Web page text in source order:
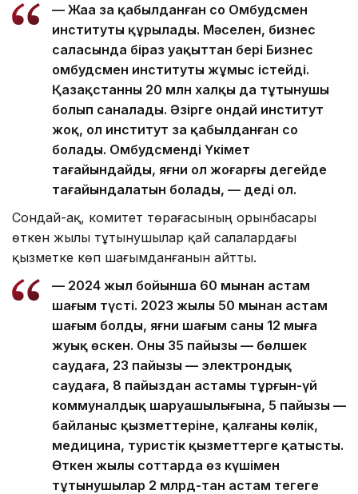
— Жаңа заң қабылданған соң Омбудсмен
институты құрылады. Мәселен, бизнес
саласында біраз уақыттан бері Бизнес
омбудсмен институты жұмыс істейді.
Қазақстанның 20 млн халқы да тұтынушы
болып саналады. Әзірге ондай институт
жоқ, ол институт заң қабылданған соң
болады. Омбудсменді Үкімет
тағайындайды, яғни ол жоғарғы деңгейде
тағайындалатын болады, — деді ол.
Сондай-ақ, комитет төрағасының орынбасары
өткен жылы тұтынушылар қай салалардағы
қызметке көп шағымданғанын айтты.
— 2024 жыл бойынша 60 мыңнан астам
шағым түсті. 2023 жылы 50 мыңнан астам
шағым болды, яғни шағым саны 12 мыңға
жуық өскен. Оның 35 пайызы — бөлшек
саудаға, 23 пайызы — электрондық
саудаға, 8 пайыздан астамы тұрғын-үй
коммуналдық шаруашылығына, 5 пайызы —
байланыс қызметтеріне, қалғаны көлік,
медицина, туристік қызметтерге қатысты.
Өткен жылы соттарда өз күшімен
тұтынушылар 2 млрд-тан астам теңгеге